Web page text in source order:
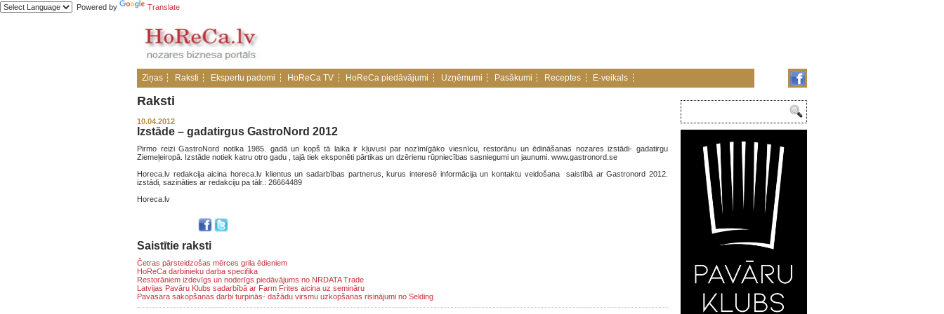
Powered by Translate
Ziņas Raksti Ekspertu padomi HoReCa TV HoReCa piedāvājumi Uzņēmumi Pasākumi Receptes E-veikals
Raksti
10.04.2012
Izstāde – gadatirgus GastroNord 2012
Pirmo reizi GastroNord notika 1985. gadā un kopš tā laika ir kļuvusi par nozīmīgāko viesnīcu, restorānu un ēdināšanas nozares izstādi- gadatirgu
Ziemeļeiropā. Izstāde notiek katru otro gadu , tajā tiek eksponēti pārtikas un dzērienu rūpniecības sasniegumi un jaunumi. www.gastronord.se
Horeca.lv redakcija aicina horeca.lv klientus un sadarbības partnerus, kurus interesē informācija un kontaktu veidošana saistībā ar Gastronord 2012.
izstādi, sazināties ar redakciju pa tālr.: 26664489
Horeca.lv
Saistītie raksti
Četras pārsteidzošas mērces grila ēdieniem
HoReCa darbinieku darba specifika
Restorāniem izdevīgs un noderīgs piedāvājums no NRDATA Trade
Latvijas Pavāru Klubs sadarbībā ar Farm Frites aicina uz semināru
Pavasara sakopšanas darbi turpinās- dažādu virsmu uzkopšanas risinājumi no Selding